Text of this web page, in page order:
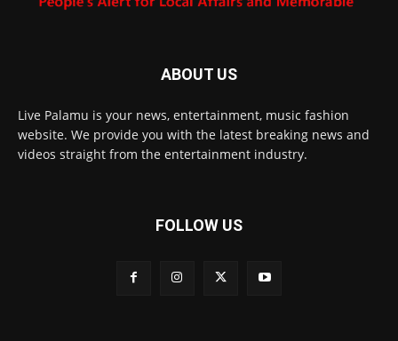
ABOUT US
Live Palamu is your news, entertainment, music fashion
website. We provide you with the latest breaking news and
videos straight from the entertainment industry.
FOLLOW US